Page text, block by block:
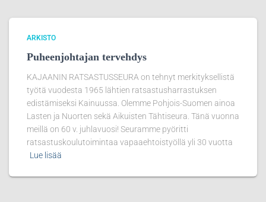
ARKISTO
Puheenjohtajan tervehdys
KAJAANIN RATSASTUSSEURA on tehnyt merkityksellistä
työtä vuodesta 1965 lähtien ratsastusharrastuksen
edistämiseksi Kainuussa. Olemme Pohjois-Suomen ainoa
Lasten ja Nuorten sekä Aikuisten Tähtiseura. Tänä vuonna
meillä on 60 v. juhlavuosi! Seuramme pyöritti
ratsastuskoulutoimintaa vapaaehtoistyöllä yli 30 vuotta
Lue lisää